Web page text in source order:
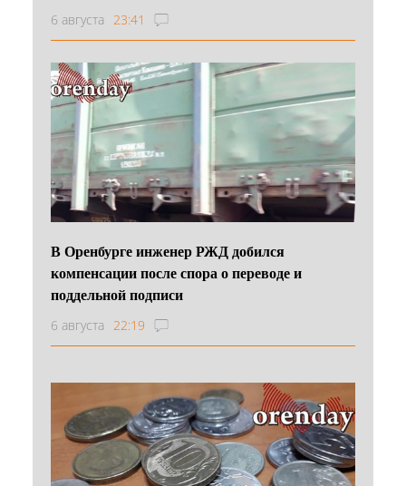
6 августа 23:41
В Оренбурге инженер РЖД добился
компенсации после спора о переводе и
поддельной подписи
6 августа 22:19